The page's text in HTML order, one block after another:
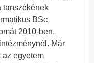
tanszékének
BSc
2010-ben,
Már
az egyetem